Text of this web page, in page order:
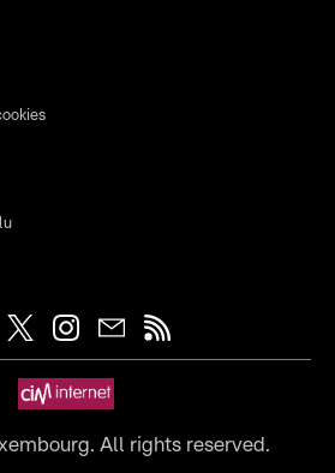
All rights reserved.